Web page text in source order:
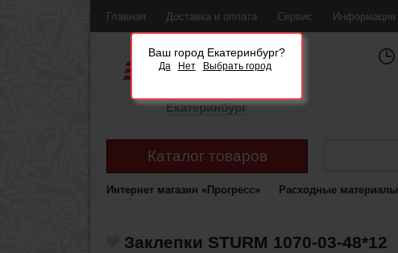
Главная Доставка и оплата Сервис Информация
Ваш город Екатеринбург?
Да Нет Выбрать город
Екатеринбург
Каталог товаров
Интернет магазин «Прогресс» Расходные материалы
Заклепки STURM 1070-03-48*12